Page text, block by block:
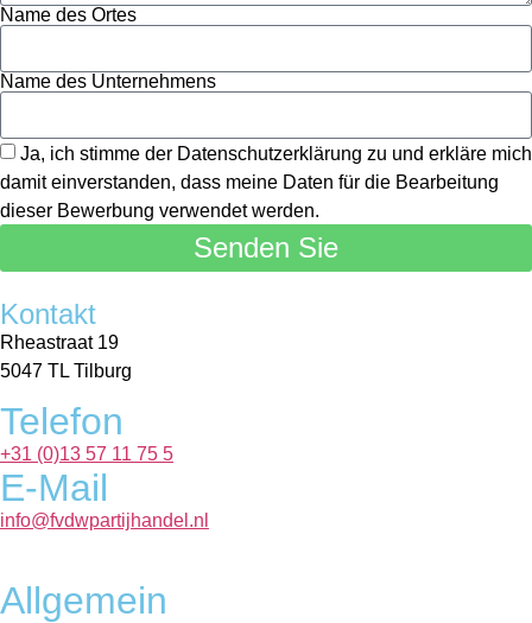
Name des Ortes
Name des Unternehmens
Ja, ich stimme der Datenschutzerklärung zu und erkläre mich
damit einverstanden, dass meine Daten für die Bearbeitung
dieser Bewerbung verwendet werden.
Senden Sie
Kontakt
Rheastraat 19
5047 TL Tilburg
Telefon
+31 (0)13 57 11 75 5
E-Mail
info@fvdwpartijhandel.nl
Allgemein